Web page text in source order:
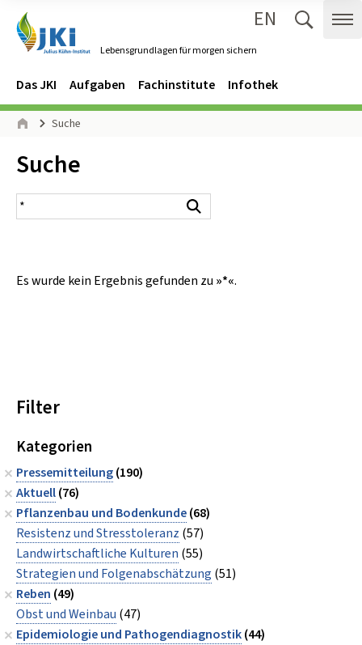
Lebensgrundlagen für morgen sichern
EN
Navigation
Hauptmenü
Das JKI Aufgaben Fachinstitute Infothek
Seitenpfad
Suche
Inhalt:
Suche
Suchergebnis
Es wurde kein Ergebnis gefunden zu »*«.
Filter
Kategorien
Pressemitteilung(190)
Aktuell(76)
Pflanzenbau und Bodenkunde(68)
Resistenz und Stresstoleranz (57)
Landwirtschaftliche Kulturen (55)
Strategien und Folgenabschätzung (51)
Reben (49)
Obst und Weinbau (47)
Epidemiologie und Pathogendiagnostik(44)